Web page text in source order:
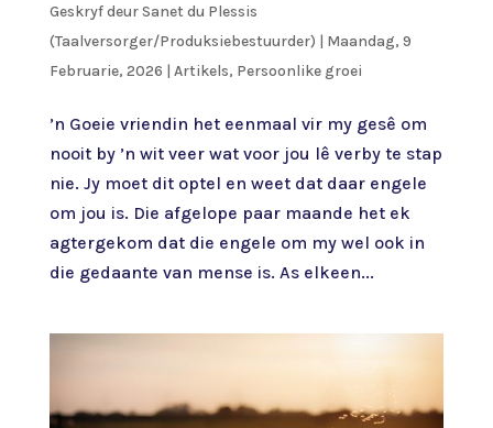
Geskryf deurSanet du Plessis
(Taalversorger/Produksiebestuurder) | Maandag, 9
Februarie, 2026 | Artikels, Persoonlike groei
’n Goeie vriendin het eenmaal vir my gesê om
nooit by ’n wit veer wat voor jou lê verby te stap
nie. Jy moet dit optel en weet dat daar engele
om jou is. Die afgelope paar maande het ek
agtergekom dat die engele om my wel ook in
die gedaante van mense is. As elkeen...